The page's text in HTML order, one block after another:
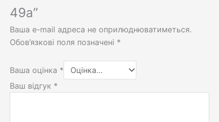
49а”
Ваша e-mail адреса не оприлюднюватиметься.
Обов’язкові поля позначені *
Ваша оцінка *
Ваш відгук *